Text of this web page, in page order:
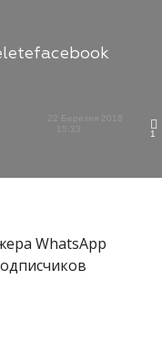
22 Березня 2018
1
WhatsApp